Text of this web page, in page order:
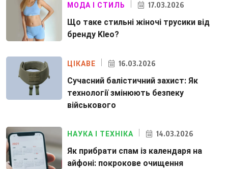
МОДА І СТИЛЬ 17.03.2026
Що таке стильні жіночі трусики від
бренду Kleo?
ЦІКАВЕ 16.03.2026
Сучасний балістичний захист: Як
технології змінюють безпеку
військового
НАУКА І ТЕХНІКА 14.03.2026
Як прибрати спам із календаря на
айфоні: покрокове очищення